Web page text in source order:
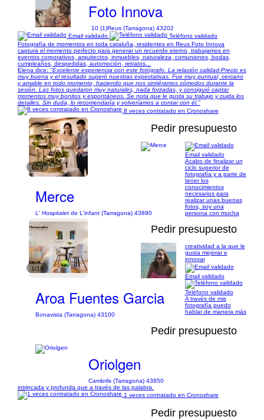
Foto Innova
10 (1)Reus (Tarragona) 43202
Email validado
Teléfono validado
Fotografía de momentos en toda cataluña, residentes en Reus Foto Innova
captura el momento perfecto para generar un recuerdo eterno, trabajamos en
eventos corporativos, arquitectos, inmuebles, naturaleza, comuniones, bodas,
cumpleaños, despedidas, automoción, retratos...
Elena dice: "Excelente experiencia con este fotógrafo. La relación calidad-Precio es
muy buena y el resultado superó nuestras expectativas. Fue muy puntual, cercano
y amable en todo momento, haciendo que nos sintiéramos cómodos durante la
sesión. Las fotos quedaron muy naturales, nada forzadas, y consiguió captar
momentos muy bonitos y espontáneos. Se nota que le gusta su trabajo y cuida los
detalles. Sin duda, lo recomendaría y volveríamos a contar con él."
8 veces contratado en Cronoshare
1/28
Pedir presupuesto
Merce
L' Hospitalet de L'infant (Tarragona) 43890
1/19
Pedir presupuesto
Aroa Fuentes Garcia
Bonavista (Tarragona) 43100
Email validado
Acabo de finalizar un
ciclo superior de
fotografía y a parte de
tener los
conocimientos
necesarios para
realizar unas buenas
fotos, soy una
persona con mucha
creatividad a la que le
gusta mejorar e
innovar
Pedir presupuesto
Oriolgen
Cambrils (Tarragona) 43850
Email validado
Teléfono validado
A través de mis
fotografía puedo
hablar de manera más
intrincada y profunda que a través de las palabra.
1 veces contratado en Cronoshare
Pedir presupuesto